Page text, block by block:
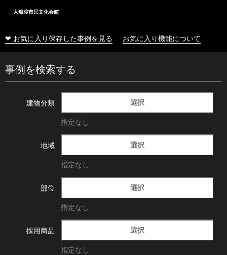
大船渡市民文化会館
❤ お気に入り保存した事例を見る お気に入り機能について
事例を検索する
建物分類 選択
指定なし
地域 選択
指定なし
部位 選択
指定なし
採用商品 選択
指定なし